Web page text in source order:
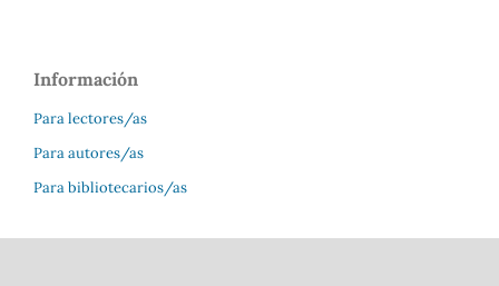
Información
Para lectores/as
Para autores/as
Para bibliotecarios/as